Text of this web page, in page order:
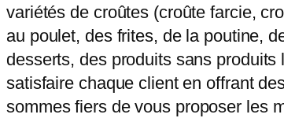
variétés de croûtes (croûte farcie,
au poulet, des frites, de la poutine,
desserts, des produits sans
satisfaire chaque client en offrant
sommes fiers de vous proposer les